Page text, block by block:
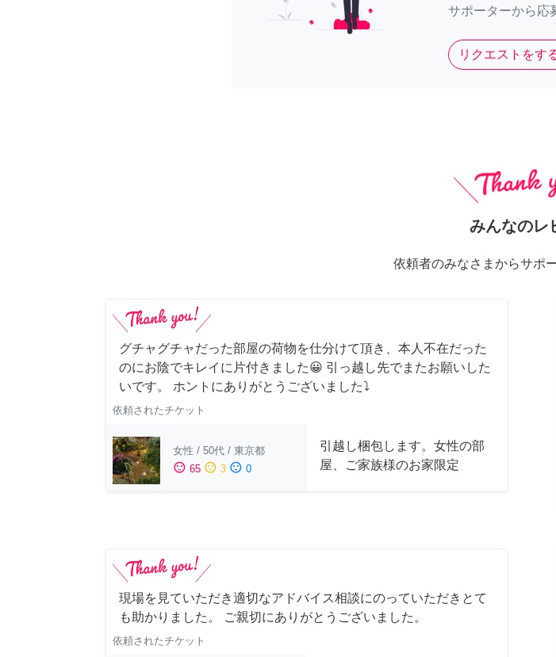
サポーターから応
リクエストをす
みんなのレ
依頼者のみなさまからサポ
グチャグチャだった部屋の荷物を仕分けて頂き、本人不在だった
のにお陰でキレイに片付きました😀 引っ越し先でまたお願いした
いです。 ホントにありがとうございました⤵
依頼されたチケット
女性 / 50代 / 東京都
sentiment_satisfied 65 sentiment_neutral 3 sentiment_dissatisfied 0
引越し梱包します。女性の部
屋、ご家族様のお家限定
現場を見ていただき適切なアドバイス相談にのっていただきとて
も助かりました。 ご親切にありがとうございました。
依頼されたチケット